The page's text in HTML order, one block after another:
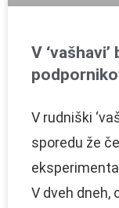
V
V rudniški
sporedu že
V dveh dneh,